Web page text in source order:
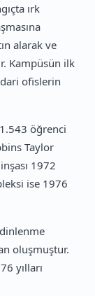
ırk
alarak ve
Kampüsün ilk
ofislerin
öğrenci
Taylor
1972
ise 1976
dinlenme
oluşmuştur.
yılları